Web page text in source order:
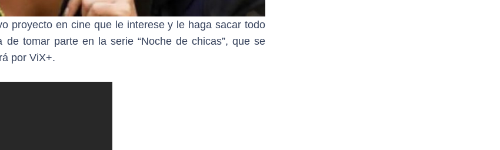
proyecto en cine que le interese y le haga sacar todo
tomar parte en la serie “Noche de chicas”, que se
por ViX+.